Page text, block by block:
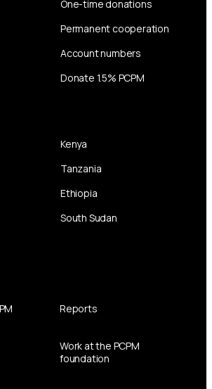
One-time donations
Permanent cooperation
Account numbers
Donate 1.5% PCPM
Kenya
Tanzania
Ethiopia
South Sudan
Reports
Work at the PCPM
foundation